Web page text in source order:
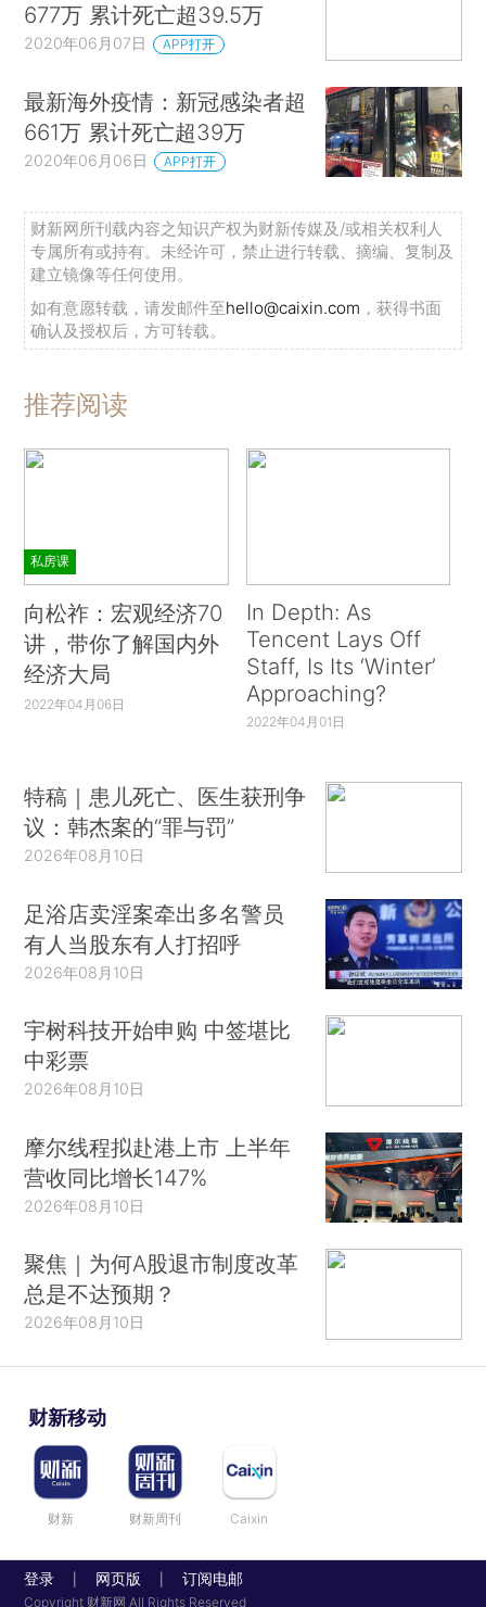
677万 累计死亡超39.5万
2020年06月07日 APP打开
最新海外疫情：新冠感染者超
661万 累计死亡超39万
2020年06月06日 APP打开
财新网所刊载内容之知识产权为财新传媒及/或相关权利人
专属所有或持有。未经许可，禁止进行转载、摘编、复制及
建立镜像等任何使用。
如有意愿转载，请发邮件至hello@caixin.com ，获得书面
确认及授权后，方可转载。
推荐阅读
私房课
向松祚：宏观经济70
讲，带你了解国内外
经济大局
2022年04月06日
In Depth: As
Tencent Lays Off
Staff, Is Its ‘Winter’
Approaching?
2022年04月01日
特稿｜患儿死亡、医生获刑争
议：韩杰案的“罪与罚”
2026年08月10日
足浴店卖淫案牵出多名警员
有人当股东有人打招呼
2026年08月10日
宇树科技开始申购 中签堪比
中彩票
2026年08月10日
摩尔线程拟赴港上市 上半年
营收同比增长147%
2026年08月10日
聚焦｜为何A股退市制度改革
总是不达预期？
2026年08月10日
财新移动
财新 财新周刊 Caixin
登录 网页版 订阅电邮
Copyright 财新网 All Rights Reserved